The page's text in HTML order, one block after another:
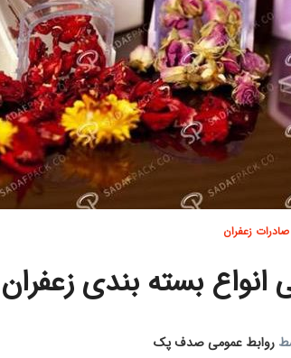
صادرات زعفران
انواع بسته بندی زعفران
روابط عمومی صدف پک